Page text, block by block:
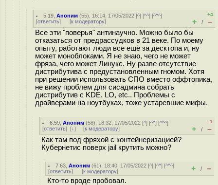
5.19 ,Аноним (55), 16:14, 17/05/2022 [^] [^^] [^^^]
[ответить] [к модератору]
+4
+ / –
Все эти "поверья" антинаучно. Можно было бы
отказаться от предрассудков в 21 веке. По моему
опыту, работают люди все ещё за десктопа и, ну
может моноблоками. Я не знаю, чего не может
фряза, чего может Линукс. Ну разве отсутствие
дистрибутива с предустановленным гномом. Хотя
при решении использовать СПО вместо оффтопика,
не вижу проблем для сисадмина собрать
дистрибутив с KDE, LO, etc.. Проблемы с
драйверами на ноутбуках, тоже устаревшие мифы.
6.59 ,Аноним (58), 18:32, 17/05/2022 [^] [^^] [^^^]
[ответить] [↓] [к модератору]
–1
+ / –
Как там под фряхой с контейнеризацией?
Кубернетис поверх jail крутить можно?
7.63 ,Аноним (61), 18:40, 17/05/2022 [^] [^^] [^^^]
[ответить] [к модератору] + / –
Кто-то вроде пробовал.